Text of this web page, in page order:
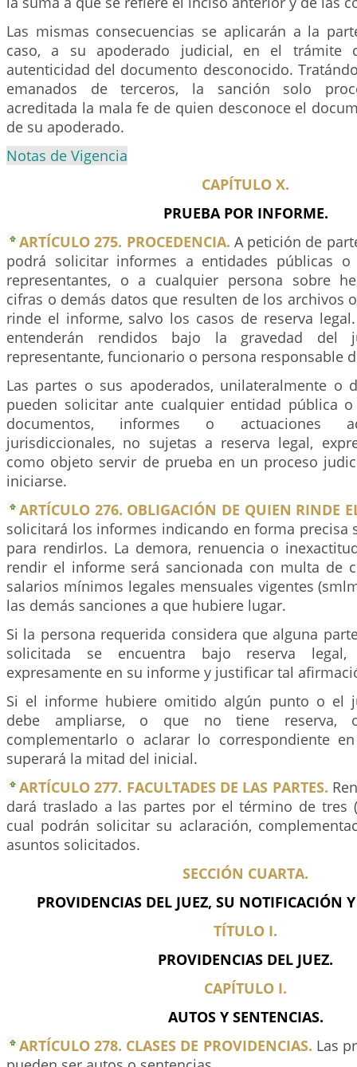
Las mismas consecuencias se aplicarán a la
caso, a su apoderado judicial, en el trámite
autenticidad del documento desconocido.
emanados de terceros, la sanción solo
acreditada la mala fe de quien desconoce el
de su apoderado.
Notas de Vigencia
CAPÍTULO X.
PRUEBA POR INFORME.
ARTÍCULO 275. PROCEDENCIA. A petición de
podrá solicitar informes a entidades públicas
representantes, o a cualquier persona sobre
cifras o demás datos que resulten de los archivos
rinde el informe, salvo los casos de reserva
entenderán rendidos bajo la gravedad del
representante, funcionario o persona responsable
Las partes o sus apoderados, unilateralmente o
pueden solicitar ante cualquier entidad pública
documentos, informes o actuaciones
jurisdiccionales, no sujetas a reserva legal,
como objeto servir de prueba en un proceso
iniciarse.
ARTÍCULO 276. OBLIGACIÓN DE QUIEN RINDE
solicitará los informes indicando en forma precisa
para rendirlos. La demora, renuencia o
rendir el informe será sancionada con multa de
salarios mínimos legales mensuales vigentes
las demás sanciones a que hubiere lugar.
Si la persona requerida considera que alguna
solicitada se encuentra bajo reserva legal,
expresamente en su informe y justificar tal
Si el informe hubiere omitido algún punto o el
debe ampliarse, o que no tiene reserva,
complementarlo o aclarar lo correspondiente
superará la mitad del inicial.
ARTÍCULO 277. FACULTADES DE LAS PARTES.
dará traslado a las partes por el término de tres
cual podrán solicitar su aclaración,
asuntos solicitados.
SECCIÓN CUARTA.
PROVIDENCIAS DEL JUEZ, SU NOTIFICACIÓN Y
TÍTULO I.
PROVIDENCIAS DEL JUEZ.
CAPÍTULO I.
AUTOS Y SENTENCIAS.
ARTÍCULO 278. CLASES DE PROVIDENCIAS. Las